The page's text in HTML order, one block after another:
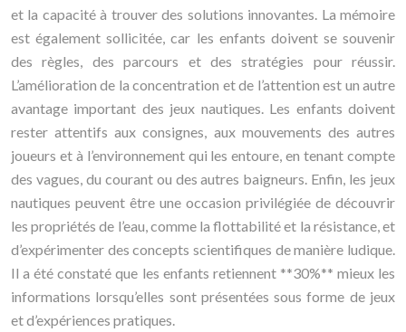
et la capacité à trouver des solutions innovantes. La mémoire
est également sollicitée, car les enfants doivent se souvenir
des règles, des parcours et des stratégies pour réussir.
L’amélioration de la concentration et de l’attention est un autre
avantage important des jeux nautiques. Les enfants doivent
rester attentifs aux consignes, aux mouvements des autres
joueurs et à l’environnement qui les entoure, en tenant compte
des vagues, du courant ou des autres baigneurs. Enfin, les jeux
nautiques peuvent être une occasion privilégiée de découvrir
les propriétés de l’eau, comme la flottabilité et la résistance, et
d’expérimenter des concepts scientifiques de manière ludique.
Il a été constaté que les enfants retiennent **30%** mieux les
informations lorsqu’elles sont présentées sous forme de jeux
et d’expériences pratiques.